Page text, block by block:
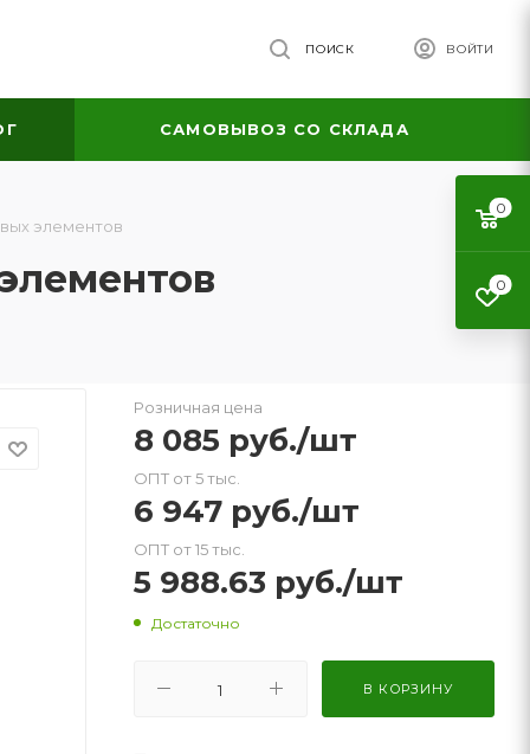
ВОЙТИ
ПОИСК
САМОВЫВОЗ СО СКЛАДА
элементов
Розничная цена
8 085 руб./шт
ОПТ от 5 тыс.
6 947 руб./шт
ОПТ от 15 тыс.
5 988.63 руб./шт
Достаточно
В КОРЗИНУ
0
0